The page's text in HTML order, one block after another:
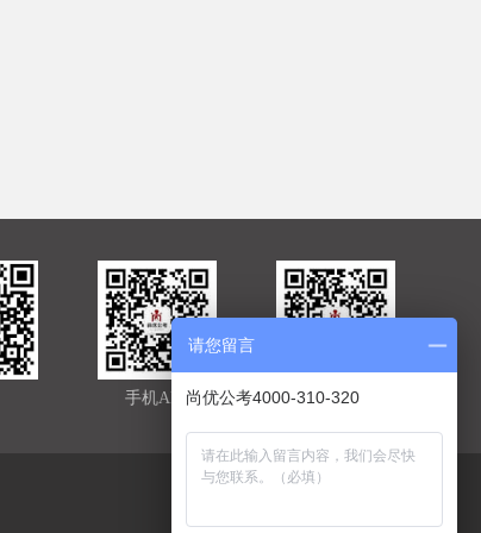
官方微信
手机APP
请您留言
尚优公考4000-310-320